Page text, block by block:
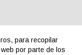
para recopilar
por parte de los